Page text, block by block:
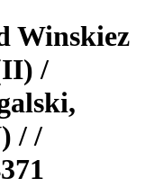
Winskiez
/
/ /